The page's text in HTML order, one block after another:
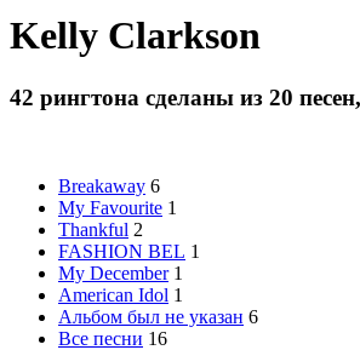
Kelly Clarkson
42 рингтона сделаны из 20
Breakaway 6
My Favourite 1
Thankful 2
FASHION BEL 1
My December1
American Idol 1
Альбом был не указан 6
Все песни 16